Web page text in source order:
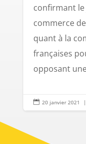
confirmant
commerce
quant à la
françaises
opposant
 20 janvier 2021 |